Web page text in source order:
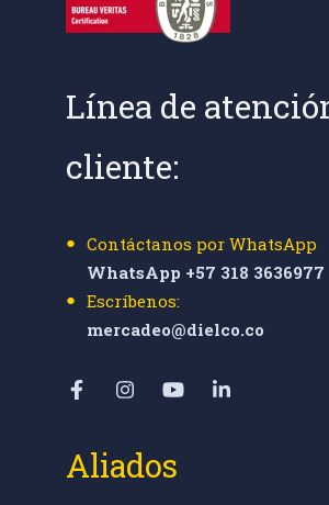
Línea de
cliente:
Contáctanos por WhatsApp
WhatsApp +57 318 3636977
Escríbenos:
mercadeo@dielco.co
Aliados